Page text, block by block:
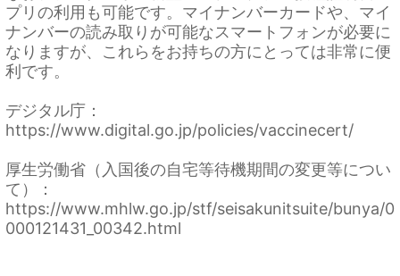
プリの利用も可能です。マイナンバーカードや、マイ
ナンバーの読み取りが可能なスマートフォンが必要に
なりますが、これらをお持ちの方にとっては非常に便
利です。
デジタル庁：
https://www.digital.go.jp/policies/vaccinecert/
厚生労働省（入国後の自宅等待機期間の変更等につい
て）：
https://www.mhlw.go.jp/stf/seisakunitsuite/bunya/0
000121431_00342.html